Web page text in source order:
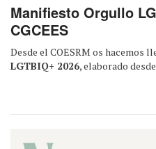
Manifiesto Orgullo
CGCEES
Desde el COESRM os hacemos
LGTBIQ+ 2026, elaborado